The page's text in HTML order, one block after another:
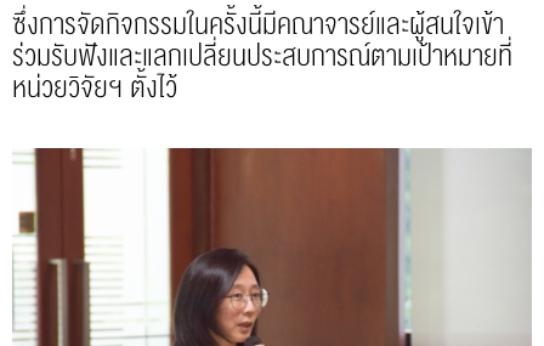
ซึ่งการจัดกิจกรรมในครั้งนี้มีคณาจารย์และผู้สนใจเข้า
ร่วมรับฟังและแลกเปลี่ยนประสบการณ์ตามเป้าหมายที่
หน่วยวิจัยฯ ตั้งไว้